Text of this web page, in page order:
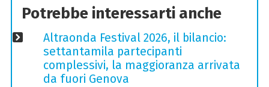
Potrebbe interessarti anche
Altraonda Festival 2026, il bilancio:
settantamila partecipanti
complessivi, la maggioranza arrivata
da fuori Genova